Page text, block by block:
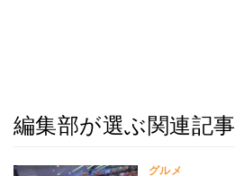
編集部が選ぶ関連記事
グルメ